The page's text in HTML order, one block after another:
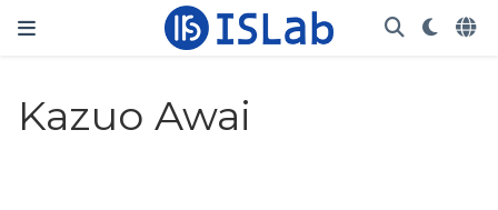
Kazuo Awai